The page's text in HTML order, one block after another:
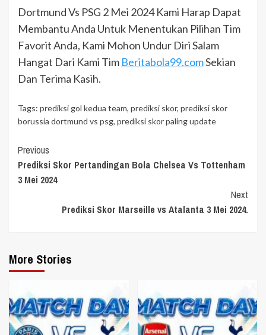
Dortmund Vs PSG 2 Mei 2024 Kami Harap Dapat
Membantu Anda Untuk Menentukan Pilihan Tim
Favorit Anda, Kami Mohon Undur Diri Salam
Hangat Dari Kami Tim Beritabola99.comSekian
Dan Terima Kasih.
Tags: prediksi gol kedua team, prediksi skor, prediksi skor
borussia dortmund vs psg, prediksi skor paling update
Continue
Reading
Previous
Prediksi Skor Pertandingan Bola Chelsea Vs Tottenham
3 Mei 2024
Next
Prediksi Skor Marseille vs Atalanta 3 Mei 2024.
More Stories